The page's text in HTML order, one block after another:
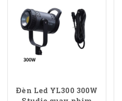
Đèn Led YL300 300W